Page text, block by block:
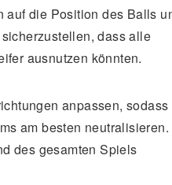
auf die Position des Balls
dass alle
ausnutzen könnten.
anpassen, sodass
am besten neutralisieren.
des gesamten Spiels